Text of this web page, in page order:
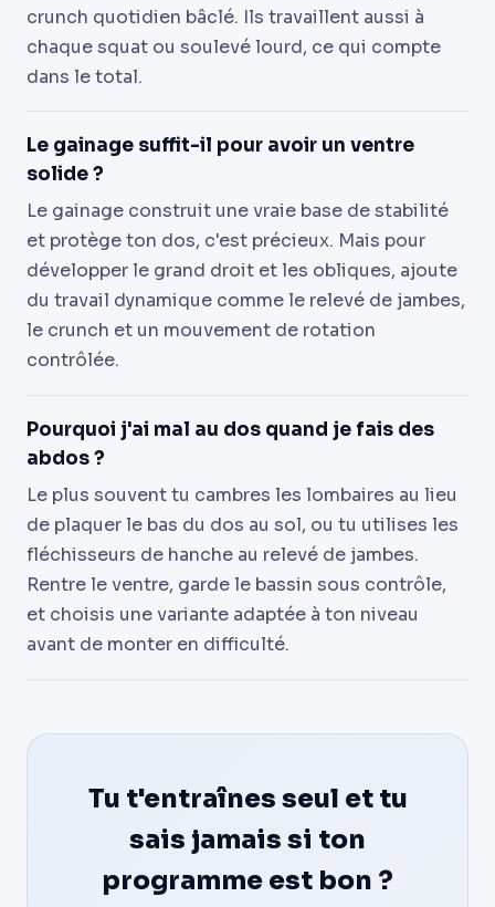
crunch quotidien bâclé. Ils travaillent aussi à
chaque squat ou soulevé lourd, ce qui compte
dans le total.
Le gainage suffit-il pour avoir un ventre
solide ?
Le gainage construit une vraie base de stabilité
et protège ton dos, c'est précieux. Mais pour
développer le grand droit et les obliques, ajoute
du travail dynamique comme le relevé de jambes,
le crunch et un mouvement de rotation
contrôlée.
Pourquoi j'ai mal au dos quand je fais des
abdos ?
Le plus souvent tu cambres les lombaires au lieu
de plaquer le bas du dos au sol, ou tu utilises les
fléchisseurs de hanche au relevé de jambes.
Rentre le ventre, garde le bassin sous contrôle,
et choisis une variante adaptée à ton niveau
avant de monter en difficulté.
Tu t'entraînes seul et tu
sais jamais si ton
programme est bon ?